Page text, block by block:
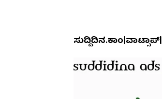
ಸುದ್ದಿದಿನ.ಕಾಂ|ವಾಟ್ಸಾಪ್|